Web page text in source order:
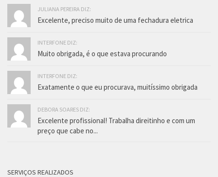
JULIANA PEREIRA DIZ:
Excelente, preciso muito de uma fechadura eletrica
INTERFONE DIZ:
Muito obrigada, é o que estava procurando
INTERFONE DIZ:
Exatamente o que eu procurava, muitíssimo obrigada
DEBORA SOARES DIZ:
Excelente profissional! Trabalha direitinho e com um
preço que cabe no...
SERVIÇOS REALIZADOS